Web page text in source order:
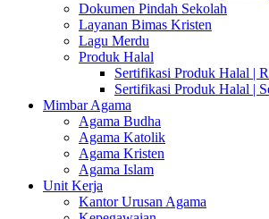
Dokumen Pindah Sekolah
Layanan Bimas Kristen
Lagu Merdu
Produk Halal
Sertifikasi Produk Halal |
Sertifikasi Produk Halal |
Mimbar Agama
Agama Budha
Agama Katolik
Agama Kristen
Agama Islam
Unit Kerja
Kantor Urusan Agama